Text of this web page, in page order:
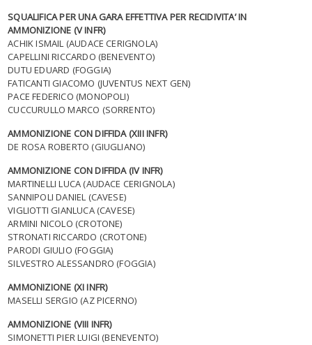
SQUALIFICA PER UNA GARA EFFETTIVA PER RECIDIVITA’ IN
AMMONIZIONE (V INFR)
ACHIK ISMAIL (AUDACE CERIGNOLA)
CAPELLINI RICCARDO (BENEVENTO)
DUTU EDUARD (FOGGIA)
FATICANTI GIACOMO (JUVENTUS NEXT GEN)
PACE FEDERICO (MONOPOLI)
CUCCURULLO MARCO (SORRENTO)
AMMONIZIONE CON DIFFIDA (XIII INFR)
DE ROSA ROBERTO (GIUGLIANO)
AMMONIZIONE CON DIFFIDA (IV INFR)
MARTINELLI LUCA (AUDACE CERIGNOLA)
SANNIPOLI DANIEL (CAVESE)
VIGLIOTTI GIANLUCA (CAVESE)
ARMINI NICOLO (CROTONE)
STRONATI RICCARDO (CROTONE)
PARODI GIULIO (FOGGIA)
SILVESTRO ALESSANDRO (FOGGIA)
AMMONIZIONE (XI INFR)
MASELLI SERGIO (AZ PICERNO)
AMMONIZIONE (VIII INFR)
SIMONETTI PIER LUIGI (BENEVENTO)